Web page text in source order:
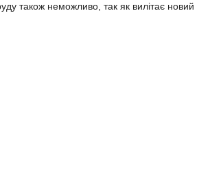
також неможливо, так як вилітає новий